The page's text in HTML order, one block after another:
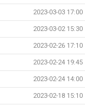
2023-03-03 17:00
2023-03-02 15:30
2023-02-26 17:10
2023-02-24 19:45
2023-02-24 14:00
2023-02-18 15:10